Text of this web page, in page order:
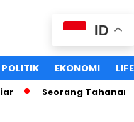
POLITIK EKONOMI
Seorang Tahanan
ID